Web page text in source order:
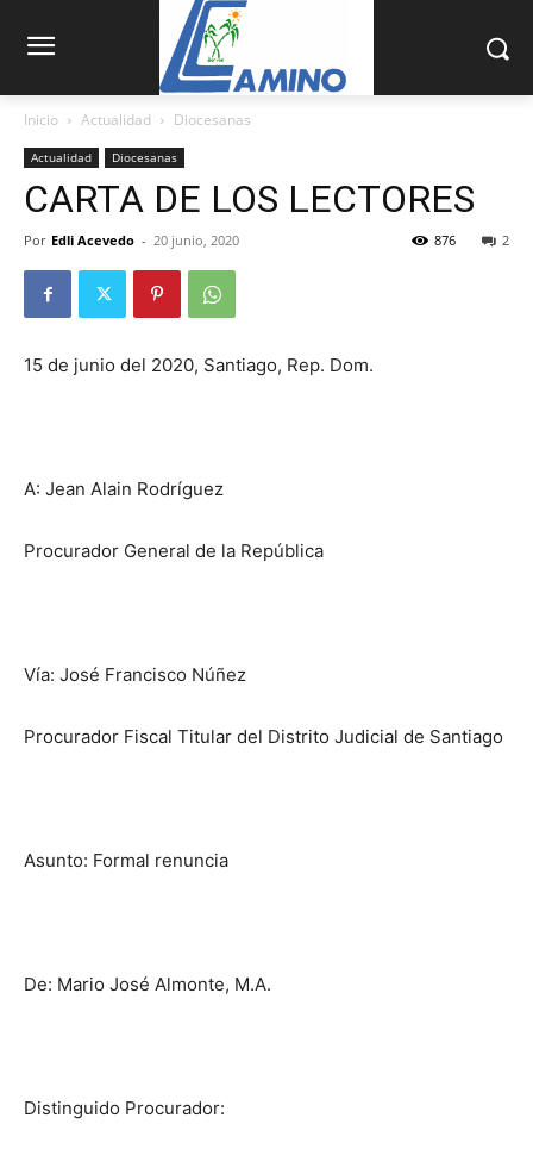
Inicio Actualidad Diocesanas
Actualidad Diocesanas
CARTA DE LOS LECTORES
Por Edli Acevedo - 20 junio, 2020 2
876
15 de junio del 2020, Santiago, Rep. Dom.
A: Jean Alain Rodríguez
Procurador General de la República
Vía: José Francisco Núñez
Procurador Fiscal Titular del Distrito Judicial de Santiago
Asunto: Formal renuncia
De: Mario José Almonte, M.A.
Distinguido Procurador: